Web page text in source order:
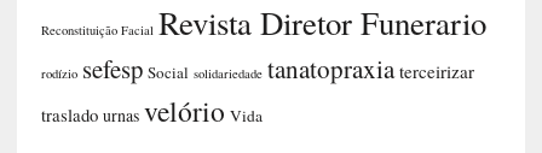
Reconstituição Facial Revista Diretor Funerario
rodízio sefesp Social solidariedade tanatopraxia terceirizar
traslado urnas velório Vida